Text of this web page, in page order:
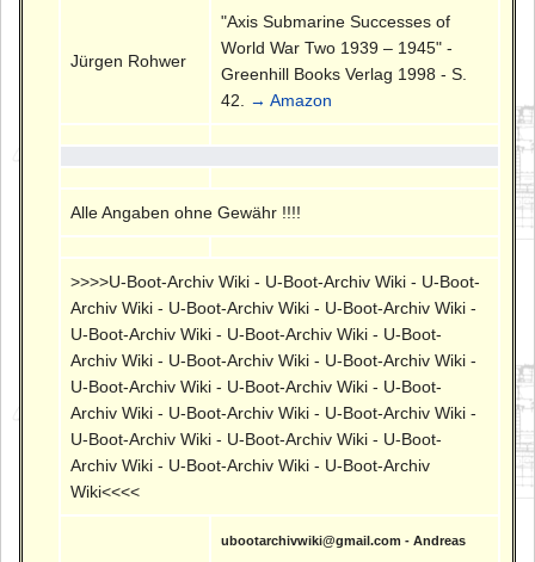
Jürgen Rohwer
"Axis Submarine Successes of
World War Two 1939 – 1945" -
Greenhill Books Verlag 1998 - S.
42.
→ Amazon
Alle Angaben ohne Gewähr !!!!
>>>>U-Boot-Archiv Wiki - U-Boot-Archiv Wiki - U-Boot-
Archiv Wiki - U-Boot-Archiv Wiki - U-Boot-Archiv Wiki -
U-Boot-Archiv Wiki - U-Boot-Archiv Wiki - U-Boot-
Archiv Wiki - U-Boot-Archiv Wiki - U-Boot-Archiv Wiki -
U-Boot-Archiv Wiki - U-Boot-Archiv Wiki - U-Boot-
Archiv Wiki - U-Boot-Archiv Wiki - U-Boot-Archiv Wiki -
U-Boot-Archiv Wiki - U-Boot-Archiv Wiki - U-Boot-
Archiv Wiki - U-Boot-Archiv Wiki - U-Boot-Archiv
Wiki<<<<
ubootarchivwiki@gmail.com - Andreas